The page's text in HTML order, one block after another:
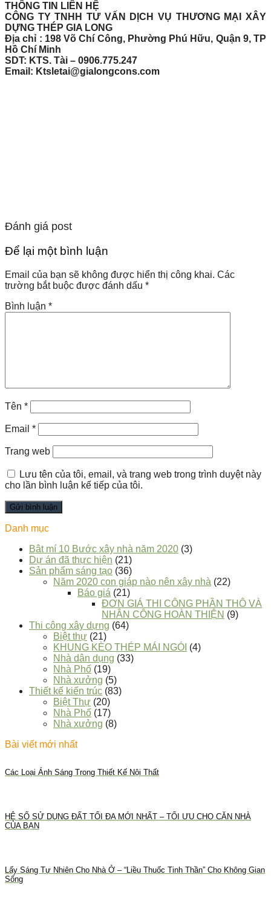
THÔNG TIN LIÊN HỆ
CÔNG TY TNHH TƯ VẤN DỊCH VỤ THƯƠNG MẠI XÂY
DỰNG THÉP GIA LONG
Địa chỉ : 198 Võ Chí Công, Phường Phú Hữu, Quận 9, TP
Hồ Chí Minh
SDT: KTS. Tài – 0906.775.247
Email: Ktsletai@gialongcons.com
Đánh giá post
Để lại một bình luận
Email của bạn sẽ không được hiển thị công khai. Các
trường bắt buộc được đánh dấu *
Bình luận *
Tên *
Email *
Trang web
Lưu tên của tôi, email, và trang web trong trình duyệt này
cho lần bình luận kế tiếp của tôi.
Danh mục
Bât mí 10 Bước xây nhà năm 2020 (3)
Dự án đã thực hiện (21)
Sản phẩm sáng tạo (36)
Năm 2020 con giáp nào nên xây nhà (22)
Báo giá (21)
ĐƠN GIÁ THI CÔNG PHẦN THÔ VÀ
NHÂN CÔNG HOÀN THIỆN (9)
Thi công xây dựng (64)
Biệt thự (21)
KHUNG KÈO THÉP MÁI NGÓI (4)
Nhà dân dụng (33)
Nhà Phố (19)
Nhà xưởng (5)
Thiết kế kiến trúc (83)
Biệt Thự (20)
Nhà Phố (17)
Nhà xưởng (8)
Bài viết mới nhất
Các Loại Ánh Sáng Trong Thiết Kế Nội Thất
HỆ SỐ SỬ DỤNG ĐẤT TỐI ĐA MỚI NHẤT – TỐI ƯU CHO CĂN NHÀ
CỦA BẠN
Lấy Sáng Tự Nhiên Cho Nhà Ở – “Liều Thuốc Tinh Thần” Cho Không Gian
Sống